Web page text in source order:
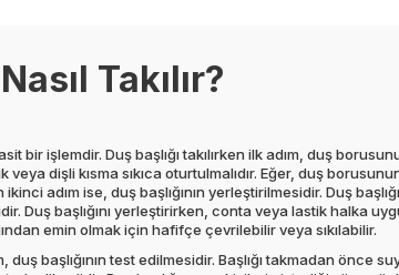
Takılır?
bir işlemdir. Duş başlığı takılırken ilk adım, duş
veya dişli kısma sıkıca oturtulmalıdır. Eğer, duş
ikinci adım ise, duş başlığının yerleştirilmesidir. Duş
Duş başlığını yerleştirirken, conta veya lastik halka
emin olmak için hafifçe çevrilebilir veya sıkılabilir.
duş başlığının test edilmesidir. Başlığı takmadan önce